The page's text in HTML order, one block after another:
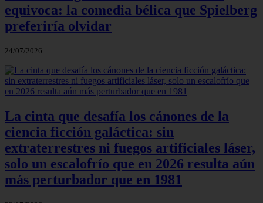
equivoca: la comedia bélica que Spielberg
preferiría olvidar
24/07/2026
La cinta que desafía los cánones de la
ciencia ficción galáctica: sin
extraterrestres ni fuegos artificiales láser,
solo un escalofrío que en 2026 resulta aún
más perturbador que en 1981